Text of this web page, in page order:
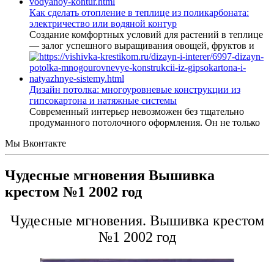
Как сделать отопление в теплице из поликарбоната:
электричество или водяной контур
Создание комфортных условий для растений в теплице
— залог успешного выращивания овощей, фруктов и
Дизайн потолка: многоуровневые конструкции из
гипсокартона и натяжные системы
Современный интерьер невозможен без тщательно
продуманного потолочного оформления. Он не только
Мы Вконтакте
Чудесные мгновения Вышивка
крестом №1 2002 год
Чудесные мгновения. Вышивка крестом
№1 2002 год